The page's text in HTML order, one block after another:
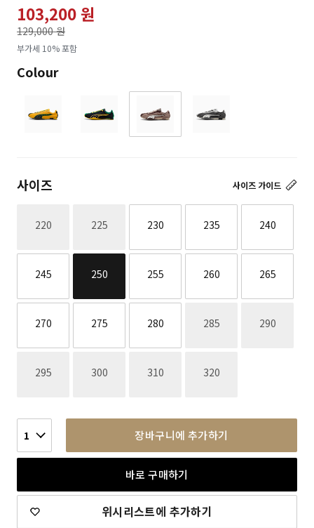
103,200 원
129,000 원
로
부가세 10% 포함
Colour
사이즈 가이드
사이즈
220재고없음 225재고없음 230 235 240
245 250 255 260 265
270 275 280 285재고없음 290재고없음
295재고없음 300재고없음 310재고없음 320재고없음
1 장바구니에 추가하기
바로 구매하기
위시리스트에 추가하기